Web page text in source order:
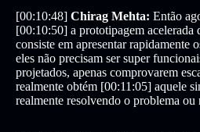
[00:10:48] Chirag Mehta: Então
[00:10:50] a prototipagem acelerada
consiste em apresentar rapidamente
eles não precisam ser super
projetados, apenas comprovarem
realmente obtém [00:11:05] aquele
realmente resolvendo o problema ou